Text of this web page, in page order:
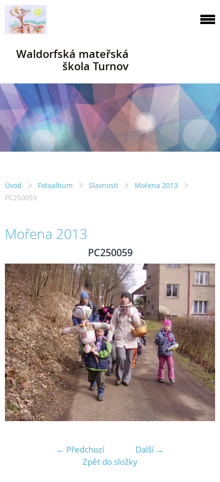
Waldorfská mateřská
škola Turnov
Úvod Fotoalbum Slavnosti
Mořena 2013
PC250059
Mořena 2013
PC250059
← Předchozí
Další →
Zpět do složky